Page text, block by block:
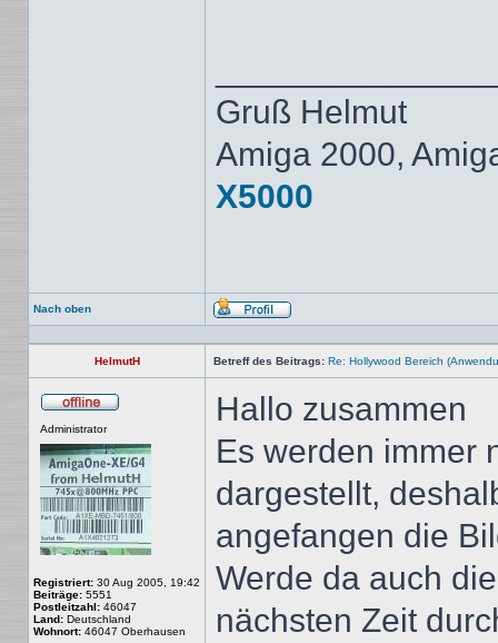
Gruß Helmut
Amiga 2000,
X5000
Nach oben
Profil
HelmutH Betreff des Beitrags: Re: Hollywood Bereich
Administrator
Registriert: 30 Aug 2005, 19:42
Beiträge: 5551
Postleitzahl: 46047
Land: Deutschland
Wohnort: 46047 Oberhausen
Hallo zusammen
Es werden immer
dargestellt,
angefangen die
Werde da auch
nächsten Zeit